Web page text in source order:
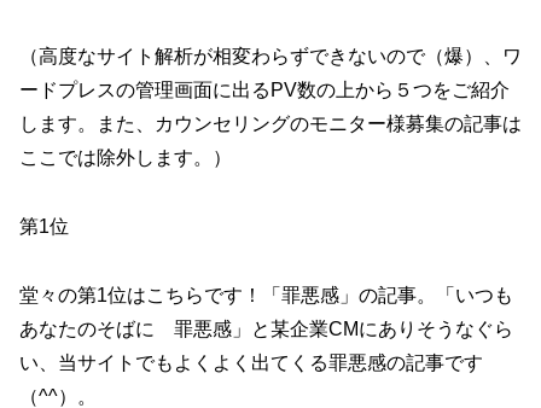
（高度なサイト解析が相変わらずできないので（爆）、ワ
ードプレスの管理画面に出るPV数の上から５つをご紹介
します。また、カウンセリングのモニター様募集の記事は
ここでは除外します。）
第1位
堂々の第1位はこちらです！「罪悪感」の記事。「いつも
あなたのそばに 罪悪感」と某企業CMにありそうなぐら
い、当サイトでもよくよく出てくる罪悪感の記事です
（^^）。